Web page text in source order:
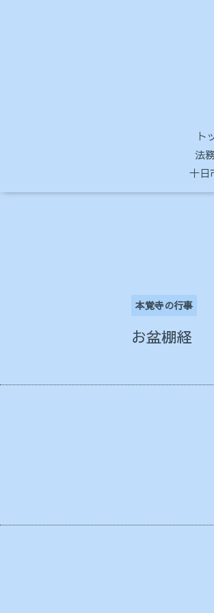
ト
法
十日
本覚寺の行事
お盆棚経